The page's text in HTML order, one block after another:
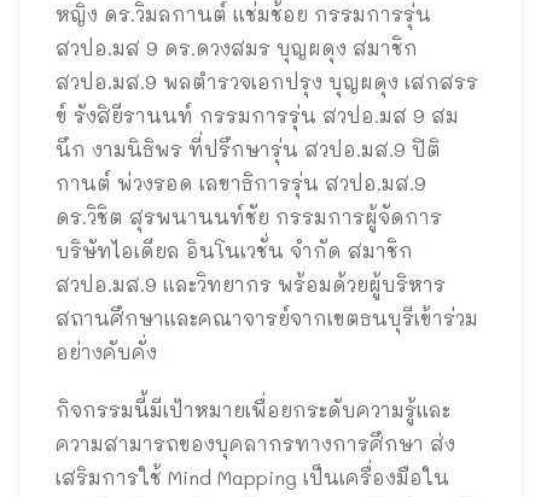
หญิง ดร.วิมลกานต์ แช่มช้อย กรรมการรุ่น
สวปอ.มส 9 ดร.ดวงสมร บุญผดุง สมาชิก
สวปอ.มส.9 พลตำรวจเอกปรุง บุญผดุง เสกสรร
ข์ รังสิยีรานนท์ กรรมการรุ่น สวปอ.มส 9 สม
นึก งามนิธิพร ที่ปรึกษารุ่น สวปอ.มส.9 ปิติ
กานต์ พ่วงรอด เลขาธิการรุ่น สวปอ.มส.9
ดร.วิชิต สุรพนานนท์ชัย กรรมการผู้จัดการ
บริษัทไอเดียล อินโนเวชั่น จำกัด สมาชิก
สวปอ.มส.9 และวิทยากร พร้อมด้วยผู้บริหาร
สถานศึกษาและคณาจารย์จากเขตธนบุรีเข้าร่วม
อย่างคับคั่ง
กิจกรรมนี้มีเป้าหมายเพื่อยกระดับความรู้และ
ความสามารถของบุคลากรทางการศึกษา ส่ง
เสริมการใช้ Mind Mapping เป็นเครื่องมือใน